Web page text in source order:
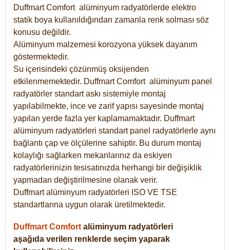
DuffmartComfort alüminyum radyatörlerde elektro
statik boya kullanıldığından zamanla renk solması söz
konusu değildir.
Alüminyum malzemesi korozyona yüksek dayanım
göstermektedir.
Su içerisindeki çözünmüş oksijenden
etkilenmemektedir. DuffmartComfort alüminyum panel
radyatörler standart askı sistemiyle montaj
yapılabilmekte, ince ve zarif yapısı sayesinde montaj
yapılan yerde fazla yer kaplamamaktadır. Duffmart
alüminyum radyatörleri standart panel radyatörlerle aynı
bağlantı çap ve ölçülerine sahiptir. Bu durum montaj
kolaylığı sağlarken mekanlarınız da eskiyen
radyatörlerinizin tesisatınızda herhangi bir değişiklik
yapmadan değiştirilmesine olanak verir.
Duffmart alüminyum radyatörleri ISO VE TSE
standartlarına uygun olarak üretilmektedir.
Duffmart Comfort alüminyum radyatörleri
aşağıda verilen renklerde seçim yaparak